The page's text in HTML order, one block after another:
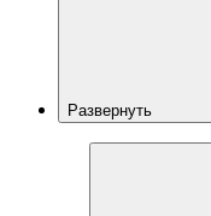
Развернуть